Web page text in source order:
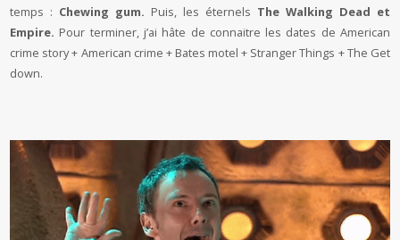
temps : Chewing gum. Puis, les éternels The Walking Dead et
Empire. Pour terminer, j’ai hâte de connaitre les dates de American
crime story + American crime + Bates motel + Stranger Things + The Get
down.